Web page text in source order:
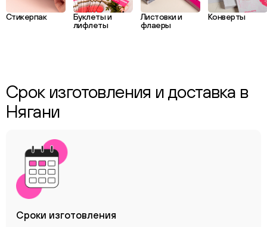
Стикерпак
Буклеты и
лифлеты
Листовки и
флаеры
Конверты
Срок изготовления и доставка в
Нягани
Сроки изготовления